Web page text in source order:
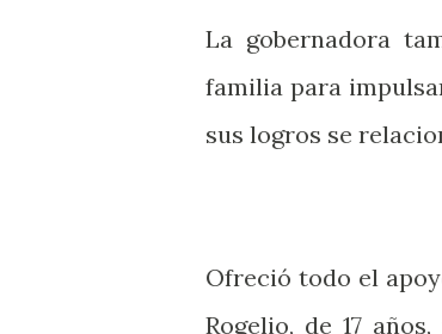
La gobernadora
familia para
sus logros se
Ofreció todo el
Rogelio, de 17